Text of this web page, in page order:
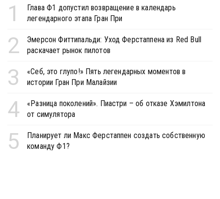
1
Глава Ф1 допустил возвращение в календарь
легендарного этапа Гран При
2
Эмерсон Фиттипальди: Уход Ферстаппена из Red Bull
раскачает рынок пилотов
3
«Себ, это глупо!» Пять легендарных моментов в
истории Гран При Малайзии
4
«Разница поколений». Пиастри – об отказе Хэмилтона
от симулятора
5
Планирует ли Макс Ферстаппен создать собственную
команду Ф1?